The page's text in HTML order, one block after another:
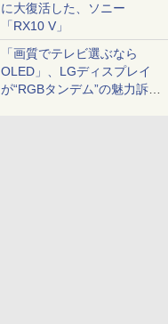
に大復活した、ソニー
「RX10 V」
「画質でテレビ選ぶなら
OLED」、LGディスプレイ
が“RGBタンデム”の魅力訴